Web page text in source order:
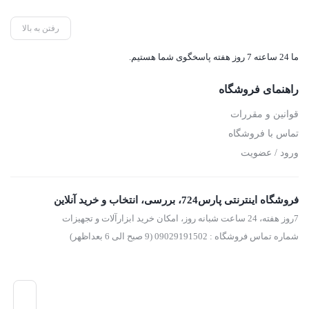
– مجهز به نازل برنجی باکیفیت که شدت پاشش آب را در حالت
های مستقیم و افشانی تنظیم می‌کند.
بلکه عملیات اسپری طولانی مدت را نیز تسهیل می کند.
– با قابلیت قفل کن ماشه پاشش آب برای پاشش مداوم با
– مخزن با ظرفیت بالا و پمپ کارآمد، بادوام و مقاوم
رفتن به بالا
ما 24 ساعته 7 روز هفته پاسخگوی شما هستیم.
راهنمای فروشگاه
قوانین و مقررات
تماس با فروشگاه
ورود / عضویت
فروشگاه اینترنتی پارس724، بررسی، انتخاب و خرید آنلاین
7روز هفته، 24 ساعت شبانه روز، امکان خرید ابزارآلات و تجهیزات
شماره تماس فروشگاه : 09029191502 (9 صبح الی 6 بعداظهر)